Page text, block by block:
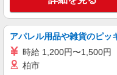
パーソルテンプスタッフ株
［事務
つずつ覚
時給
アパレル用品や雑貨のピッ
時給 1,200円〜1,500円
柏市